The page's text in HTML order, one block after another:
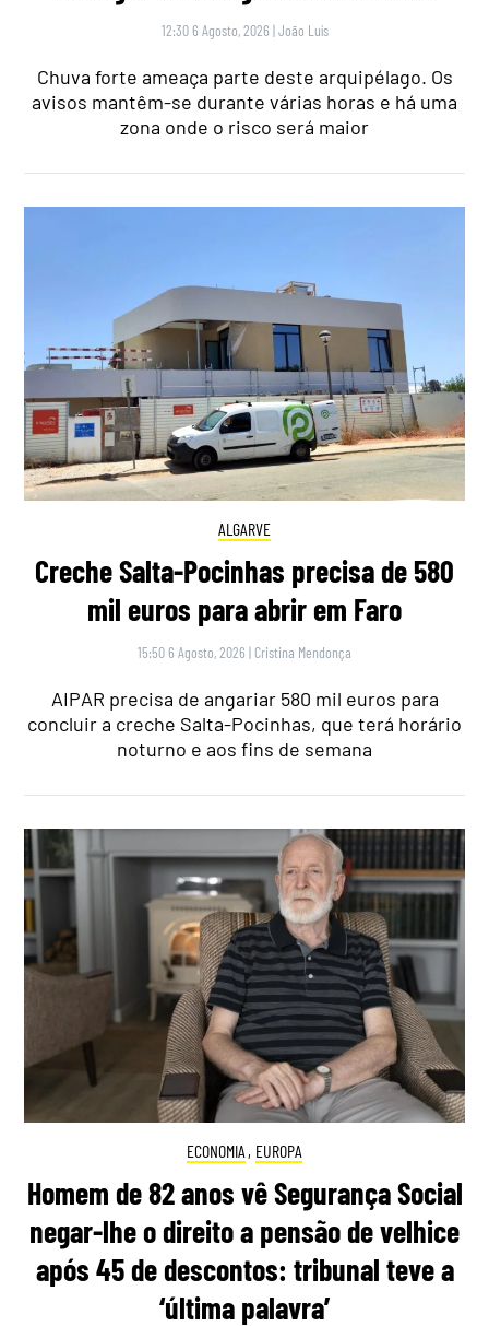
12:30 6 Agosto, 2026 |João Luís
Chuva forte ameaça parte deste arquipélago. Os
avisos mantêm-se durante várias horas e há uma
zona onde o risco será maior
ALGARVE
Creche Salta-Pocinhas precisa de 580
mil euros para abrir em Faro
15:50 6 Agosto, 2026 | Cristina Mendonça
AIPAR precisa de angariar 580 mil euros para
concluir a creche Salta-Pocinhas, que terá horário
noturno e aos fins de semana
ECONOMIA , EUROPA
Homem de 82 anos vê Segurança Social
negar-lhe o direito a pensão de velhice
após 45 de descontos: tribunal teve a
‘última palavra’